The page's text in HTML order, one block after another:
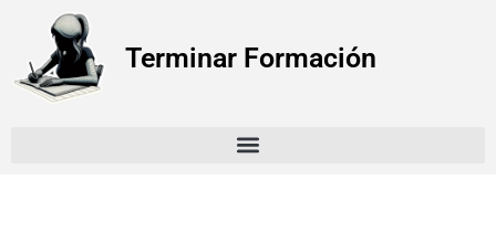
Terminar Formación